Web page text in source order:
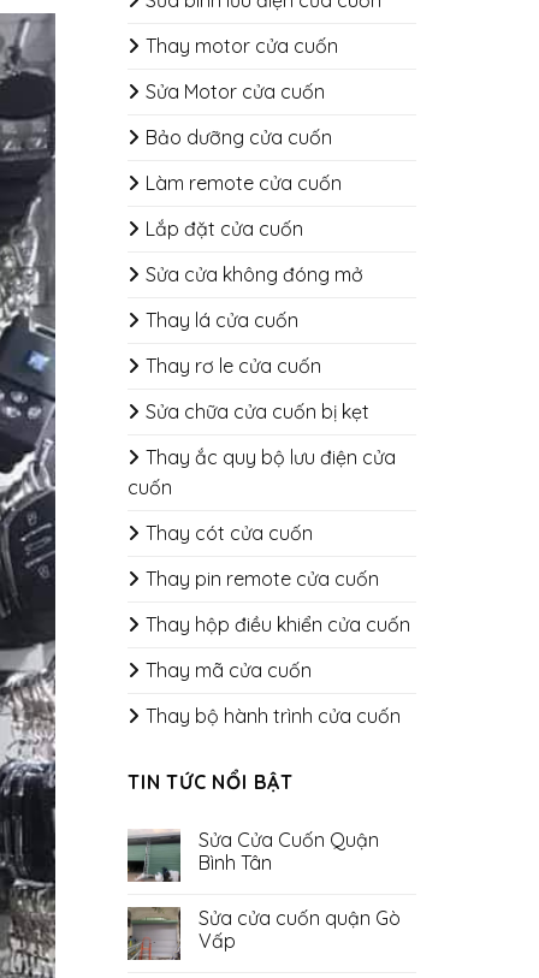
Thay motor cửa cuốn
Sửa Motor cửa cuốn
Bảo dưỡng cửa cuốn
​​​​​​​Làm remote cửa cuốn
Lắp đặt cửa cuốn
Sửa cửa không đóng mở
Thay lá cửa cuốn
Thay rơ le cửa cuốn
Sửa chữa cửa cuốn bị kẹt
Thay ắc quy bộ lưu điện cửa
cuốn
Thay cót cửa cuốn
Thay pin remote cửa cuốn
Thay hộp điều khiển cửa cuốn
Thay mã cửa cuốn
Thay bộ hành trình cửa cuốn
TIN TỨC NỔI BẬT
Sửa Cửa Cuốn Quận
Bình Tân
bình
luận
ở
Sửa cửa cuốn quận Gò
Vấp